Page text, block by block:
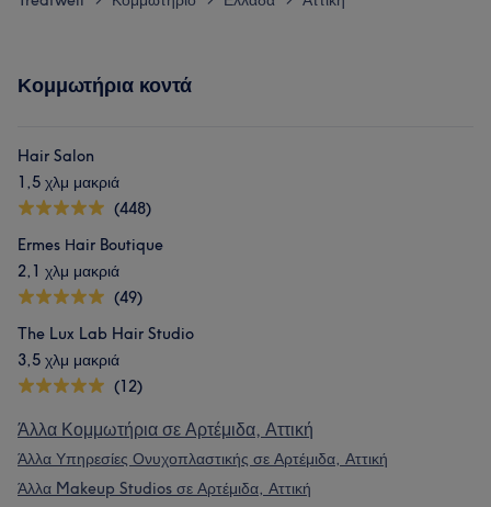
Κομμωτήρια κοντά
Hair Salon
1,5 χλμ μακριά
(448)
Ermes Ηair Boutique
2,1 χλμ μακριά
(49)
The Lux Lab Hair Studio
3,5 χλμ μακριά
(12)
Άλλα Κομμωτήρια σε Αρτέμιδα, Αττική
Άλλα Υπηρεσίες Ονυχοπλαστικής σε Αρτέμιδα, Αττική
Άλλα Makeup Studios σε Αρτέμιδα, Αττική